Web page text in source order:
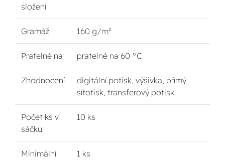
složení
Gramáž 160 g/m²
Pratelné na pratelné na 60 °C
Zhodnocení
digitální potisk, výšivka, přímý
sítotisk, transferový potisk
Počet ks v
sáčku
10 ks
Minimální
1 ks